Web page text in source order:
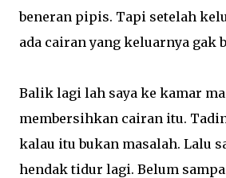
beneran pipis. Tapi setelah
ada cairan yang keluarnya gak
Balik lagi lah saya ke kamar
membersihkan cairan itu.
kalau itu bukan masalah. Lalu
hendak tidur lagi. Belum